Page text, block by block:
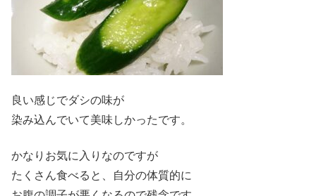
良い感じでダシの味が
染み込んでいて美味しかったです。
かなりお気に入りなのですが
たくさん食べると、自分の体質的に